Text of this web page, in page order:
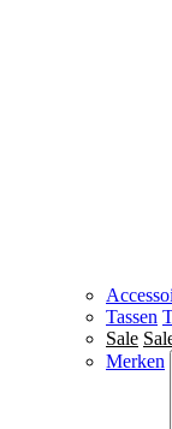
Tassen
Sale
Merken